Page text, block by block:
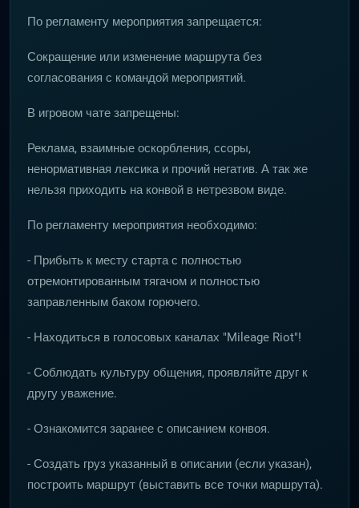
По регламенту мероприятия запрещается:
Сокращение или изменение маршрута без
согласования с командой мероприятий.
В игровом чате запрещены:
Реклама, взаимные оскорбления, ссоры,
ненормативная лексика и прочий негатив. А так же
нельзя приходить на конвой в нетрезвом виде.
По регламенту мероприятия необходимо:
- Прибыть к месту старта с полностью
отремонтированным тягачом и полностью
заправленным баком горючего.
- Находиться в голосовых каналах "Mileage Riot"!
- Соблюдать культуру общения, проявляйте друг к
другу уважение.
- Ознакомится заранее с описанием конвоя.
- Создать груз указанный в описании (если указан),
построить маршрут (выставить все точки маршрута).